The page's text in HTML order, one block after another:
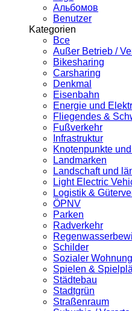
Альбомов
Benutzer
Kategorien
Все
Außer Betrieb /
Bikesharing
Carsharing
Denkmal
Eisenbahn
Energie und
Fliegendes &
Fußverkehr
Infrastruktur
Knotenpunkte
Landmarken
Landschaft und
Light Electric
Logistik &
ÖPNV
Parken
Radverkehr
Schilder
Sozialer
Spielen &
Städtebau
Stadtgrün
Straßenraum